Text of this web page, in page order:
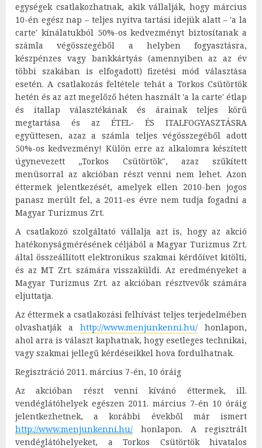
egységek csatlakozhatnak, akik vállalják, hogy március
10-én egész nap – teljes nyitva tartási idejük alatt – 'a la
carte' kínálatukból 50%-os kedvezményt biztosítanak a
számla végösszegéből a helyben fogyasztásra,
készpénzes vagy bankkártyás (amennyiben az az év
többi szakában is elfogadott) fizetési mód választása
esetén. A csatlakozás feltétele tehát a Torkos Csütörtök
hetén és az azt megelőző héten használt 'a la carte' étlap
és itallap választékának és árainak teljes körű
megtartása és az ÉTEL- ÉS ITALFOGYASZTÁSRA
együttesen, azaz a számla teljes végösszegéből adott
50%-os kedvezmény! Külön erre az alkalomra készített
úgynevezett „Torkos Csütörtök", azaz szűkített
menüsorral az akcióban részt venni nem lehet. Azon
éttermek jelentkezését, amelyek ellen 2010-ben jogos
panasz merült fel, a 2011-es évre nem tudja fogadni a
Magyar Turizmus Zrt.
A csatlakozó szolgáltató vállalja azt is, hogy az akció
hatékonyságmérésének céljából a Magyar Turizmus Zrt.
által összeállított elektronikus szakmai kérdőívet kitölti,
és az MT Zrt. számára visszaküldi. Az eredményeket a
Magyar Turizmus Zrt. az akcióban résztvevők számára
eljuttatja.
Az éttermek a csatlakozási felhívást teljes terjedelmében
olvashatják a http://www.menjunkenni.hu/ honlapon,
ahol arra is választ kaphatnak, hogy esetleges technikai,
vagy szakmai jellegű kérdéseikkel hova fordulhatnak.
Regisztráció 2011. március 7-én, 10 óráig
Az akcióban részt venni kívánó éttermek, ill.
vendéglátóhelyek egészen 2011. március 7-én 10 óráig
jelentkezhetnek, a korábbi évekből már ismert
http://www.menjunkenni.hu/ honlapon. A regisztrált
vendéglátóhelyeket, a Torkos Csütörtök hivatalos